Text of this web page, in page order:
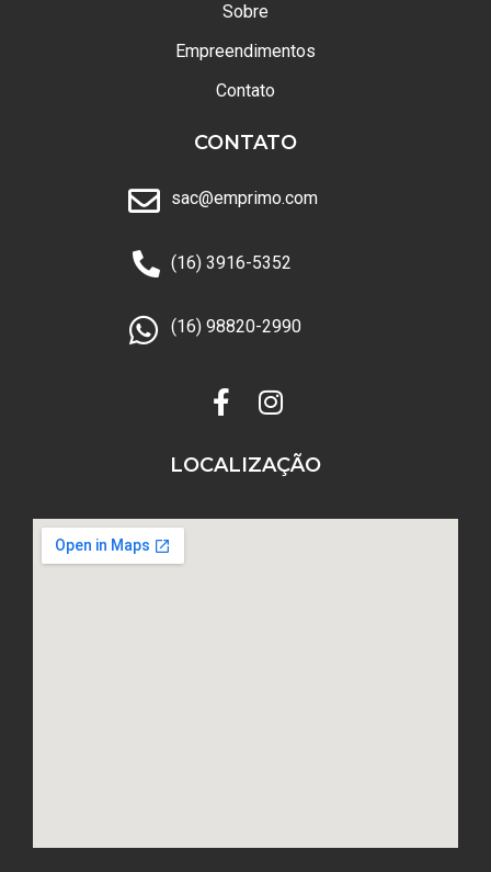
Sobre
Empreendimentos
Contato
CONTATO
sac@emprimo.com
(16) 3916-5352
(16) 98820-2990
LOCALIZAÇÃO